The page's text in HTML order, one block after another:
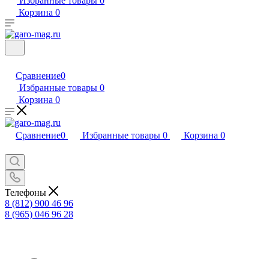
Корзина 0
Сравнение0
Избранные товары 0
Корзина 0
Сравнение0 Избранные товары 0 Корзина 0
Телефоны
8 (812) 900 46 96
8 (965) 046 96 28